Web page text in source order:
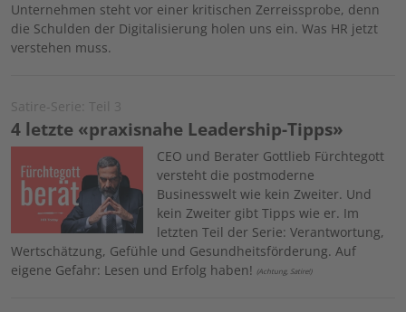
Unternehmen steht vor einer kritischen Zerreissprobe, denn
die Schulden der Digitalisierung holen uns ein. Was HR jetzt
verstehen muss.
Satire-Serie: Teil 3
4 letzte «praxisnahe Leadership-Tipps»
CEO und Berater Gottlieb Fürchtegott
versteht die postmoderne
Businesswelt wie kein Zweiter. Und
kein Zweiter gibt Tipps wie er. Im
letzten Teil der Serie: Verantwortung,
Wertschätzung, Gefühle und Gesundheitsförderung. Auf
eigene Gefahr: Lesen und Erfolg haben! (Achtung, Satire!)